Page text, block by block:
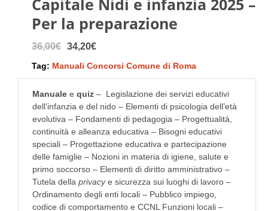
Capitale Nidi e infanzia 2025 –
Per la preparazione
36,00€ 34,20€
Tag: Manuali Concorsi Comune di Roma
Manuale e quiz – Legislazione dei servizi educativi
dell’infanzia e del nido – Elementi di psicologia dell’età
evolutiva – Fondamenti di pedagogia – Progettualità,
continuità e alleanza educativa – Bisogni educativi
speciali – Progettazione educativa e partecipazione
delle famiglie – Nozioni in materia di igiene, salute e
primo soccorso – Elementi di diritto amministrativo –
Tutela della privacye sicurezza sui luoghi di lavoro –
Ordinamento degli enti locali – Pubblico impiego,
codice di comportamento e CCNL Funzioni locali –